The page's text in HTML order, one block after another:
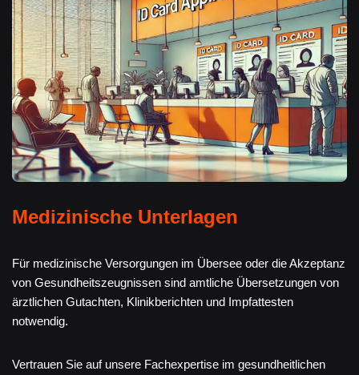
Medizinische Unterlagen
Für medizinische Versorgungen im Übersee oder die Akzeptanz
von Gesundheitszeugnissen sind amtliche Übersetzungen von
ärztlichen Gutachten, Klinikberichten und Impfattesten
notwendig.
Vertrauen Sie auf unsere Fachexpertise im gesundheitlichen